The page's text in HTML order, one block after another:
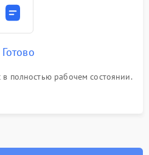
в полностью рабочем состоянии.